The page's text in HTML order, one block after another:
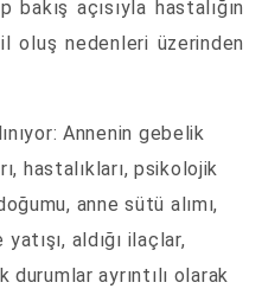
bakış açısıyla hastalığın
oluş nedenleri üzerinden
Annenin gebelik
hastalıkları, psikolojik
anne sütü alımı,
aldığı ilaçlar,
ayrıntılı olarak